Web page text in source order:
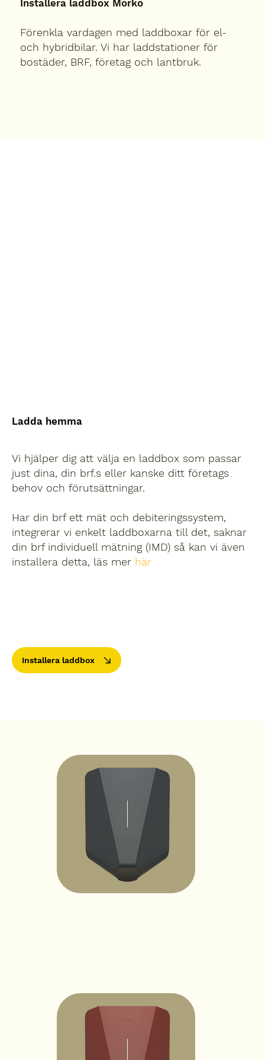
Installera laddbox Mörkö
Förenkla vardagen med laddboxar för el-
och hybridbilar. Vi har laddstationer för
bostäder, BRF, företag och lantbruk.
Ladda hemma
Vi hjälper dig att välja en laddbox som passar
just dina, din brf.s eller kanske ditt företags
behov och förutsättningar.
Har din brf ett mät och debiteringssystem,
integrerar vi enkelt laddboxarna till det, saknar
din brf individuell mätning (IMD) så kan vi även
installera detta, läs mer här
Installera laddbox